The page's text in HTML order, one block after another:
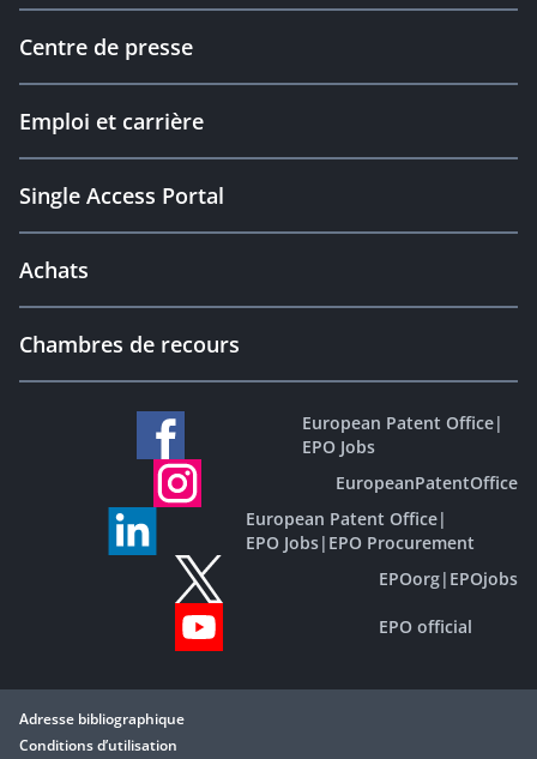
Centre de presse
Emploi et carrière
Single Access Portal
Achats
Chambres de recours
European Patent Office|
EPO Jobs
EuropeanPatentOffice
European Patent Office|
EPO Jobs| EPO Procurement
EPOorg| EPOjobs
EPO official
Adresse bibliographique
Conditions d’utilisation